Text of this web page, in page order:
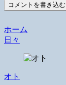
コメントを書き込む
ホーム
日々
オト